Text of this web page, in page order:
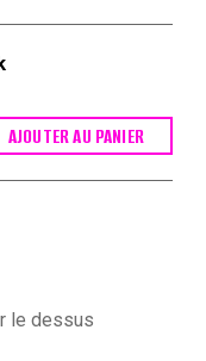
AJOUTER AU PANIER
le dessus